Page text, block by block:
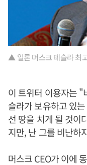
▲ 일론 머스크 테슬라 최
이 트위터 이용자는 "
슬라가 보유하고 있
선 땅을 치게 될 것이
지만, 난 그를 비난하
머스크 CEO가 이에